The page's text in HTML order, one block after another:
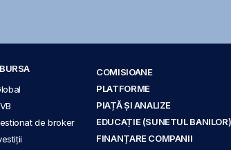
de broker
COMISIOANE
PLATFORME
PIAȚĂ ȘI ANALIZE
EDUCAȚIE (SUNETUL BANILOR)
FINANȚARE COMPANII